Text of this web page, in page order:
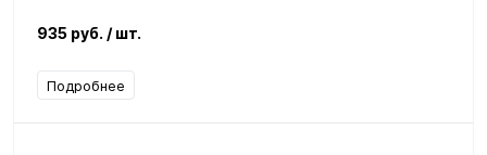
935 руб. / шт.
Подробнее